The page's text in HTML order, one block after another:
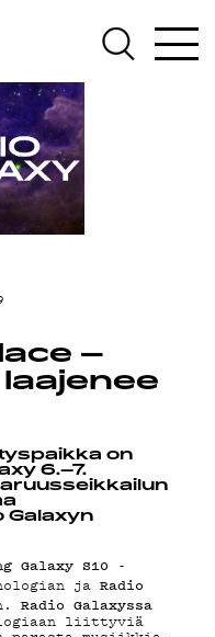
–
laajenee
on
6.–7.
Galaxyn
Galaxy S10 -
ja Radio
Radio Galaxyssa
liittyviä